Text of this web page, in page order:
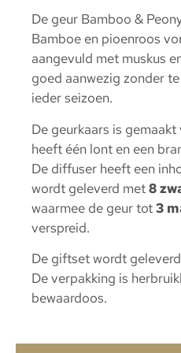
De geur Bamboo &
Bamboe en pioenroos
aangevuld met muskus
goed aanwezig zonder
ieder seizoen.
De geurkaars is gemaakt
heeft één lont en een
De diffuser heeft een
wordt geleverd met8
waarmee de geur tot3
verspreid.
De giftset wordt
De verpakking is
bewaardoos.